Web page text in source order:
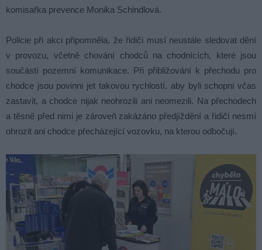
komisařka prevence Monika Schindlová.
Policie při akci připomněla, že řidiči musí neustále sledovat dění
v provozu, včetně chování chodců na chodnících, které jsou
součástí pozemní komunikace. Při přibližování k přechodu pro
chodce jsou povinni jet takovou rychlostí, aby byli schopni včas
zastavit, a chodce nijak neohrozili ani neomezili. Na přechodech
a těsně před nimi je zároveň zakázáno předjíždění a řidiči nesmí
ohrozit ani chodce přecházející vozovku, na kterou odbočují.